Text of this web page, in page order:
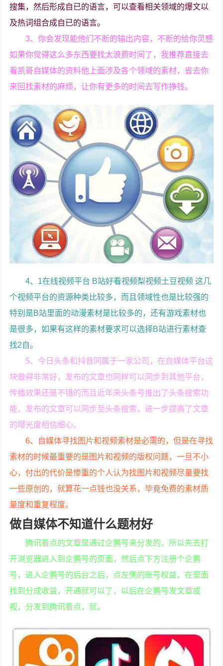
搜集，然后形成自已的语言，可以查看相关领域的爆文以
及热词组合成自已的语言。
3、你会发现能他们不断的输出内容，不断的给你灵感
如果你觉得这么多东西要找太浪费时间了，我推荐直接去
看凯哥自媒体的资料他上面涉及各个领域的素材，省去你
来回找素材的麻烦，让你有更多的时间去写作挣钱。
4、1在线视频平台 B站好看视频梨视频土豆视频 这几
个视频平台的资源种类比较多，而且领域性也是比较强的
特别是B站里面的动漫素材是比较多的，还有游戏素材也
是很多，如果有这样的素材要求可以选择B站进行素材查
找2自。
5、今日头条和抖音同属于一家公司，在自媒体平台这
块做得非常好，发布的文章也同样可以同步到其他平台，
传播效果还是不错的而且近年来头条号推出了头条搜索功
能，发布的文章可以同步至头条搜索，进一步提高了文章
的曝光度相信细心。
6、自媒体寻找图片和视频素材是必需的，但是在寻找
素材的时候最重要的是图片和视频的版权问题，一旦不小
心，付出的代价是惨重的个人认为找图片和视频尽量要找
一些原创的，就算花一点钱也没关系，毕竟免费的素材质
量度和重复程度。
做自媒体不知道什么题材好
腾讯看点的文章是通过企鹅号来分发的，所以先去打
开浏览器进入到企鹅号的页面，然后点下方注册个企鹅
号，进入企鹅号的后台之后，点左侧的账号权益，在里面
找到分成收益，开通就可以了，以后在企鹅号发文章或
视，分发到腾讯看点，就。